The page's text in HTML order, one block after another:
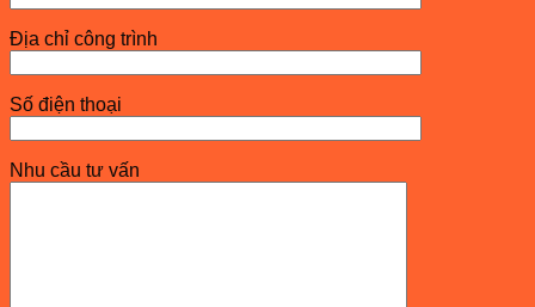
Địa chỉ công trình
Số điện thoại
Nhu cầu tư vấn